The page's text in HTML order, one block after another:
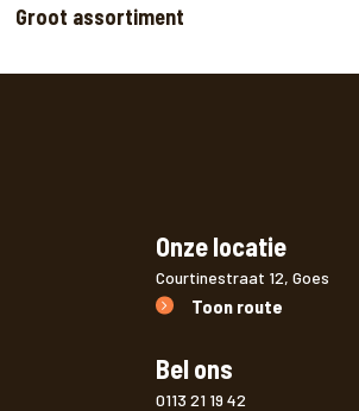
Groot assortiment
Onze locatie
Courtinestraat 12, Goes
Toon route
Bel ons
0113 21 19 42